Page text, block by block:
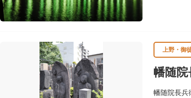
上野・御
幡随
幡随院長兵